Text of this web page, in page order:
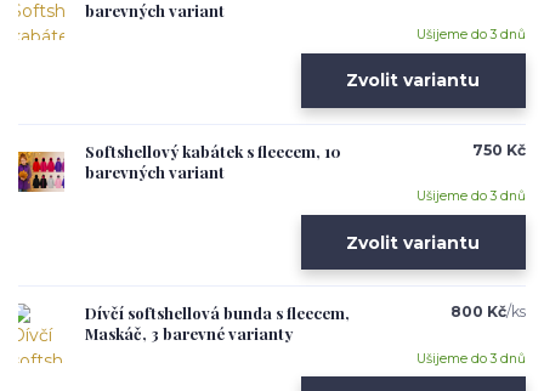
barevných variant
Ušijeme do 3 dnů
Zvolit variantu
Softshellový kabátek s fleecem, 10
barevných variant
750 Kč
Ušijeme do 3 dnů
Zvolit variantu
Dívčí softshellová bunda s fleecem,
Maskáč, 3 barevné varianty
800 Kč/ks
Ušijeme do 3 dnů